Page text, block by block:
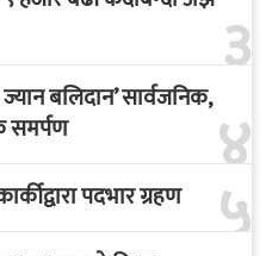
३
४
बलिदान’ सार्वजनिक,
समर्पण
५
पदभार ग्रहण